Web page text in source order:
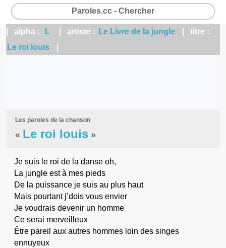
Paroles.cc - Chercher
| alpha : L | artiste : Le Livre de la jungle
| titre :
Le roi louis
Les paroles de la chanson
« Le roi louis »
Je suis le roi de la danse oh,
La jungle est à mes pieds
De la puissance je suis au plus haut
Mais pourtant j’dois vous envier
Je voudrais devenir un homme
Ce serai merveilleux
Être pareil aux autres hommes loin des singes
ennuyeux